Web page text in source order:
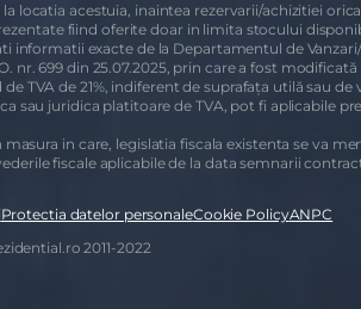
locatia acestuia, inaintea rezervarii/achizitiei
fiind oferite doar in limita stocului
informatii exacte de la Departamentul de
699 din 25.07.2025, prin care a fost
TVA de 21%, indiferent de suprafața utilă sau de
juridica platitoare de TVA, pot fi aplicabile
in care, legislatia fiscala existenta se va
fiscale aplicabile de la data semnarii
Protectia datelor personaleCookie PolicyANPC
2011-2022